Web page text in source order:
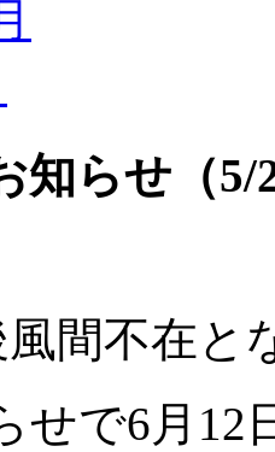
知らせ（5/
間不在と
せで6月12